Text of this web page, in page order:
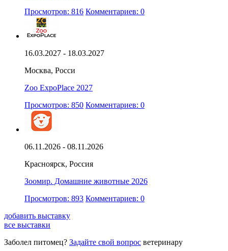
Просмотров: 816 Комментариев: 0
16.03.2027 - 18.03.2027
Москва, Росси
Zoo ExpoPlace 2027
Просмотров: 850 Комментариев: 0
06.11.2026 - 08.11.2026
Красноярск, Россия
Зоомир. Домашние животные 2026
Просмотров: 893 Комментариев: 0
добавить выставку
все выставки
Заболел питомец? Задайте свой вопрос ветеринару